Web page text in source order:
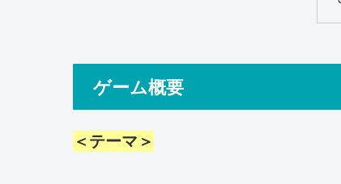
ゲーム概要
＜テーマ＞